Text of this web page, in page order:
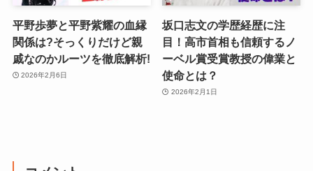
平野歩夢と平野紫耀の血縁
関係は?そっくりだけど親
戚なのかルーツを徹底解析!
2026年2月6日
坂口志文の学歴経歴に注
目！高市首相も信頼するノ
ーベル賞受賞教授の偉業と
使命とは？
2026年2月1日